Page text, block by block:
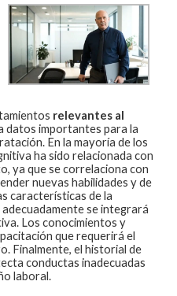
relevantes al
datos importantes para la
En la mayoría de los
ha sido relacionada con
ya que se correlaciona con
nuevas habilidades y de
características de la
se integrará
Los conocimientos y
que requerirá el
Finalmente, el historial de
conductas inadecuadas
laboral.